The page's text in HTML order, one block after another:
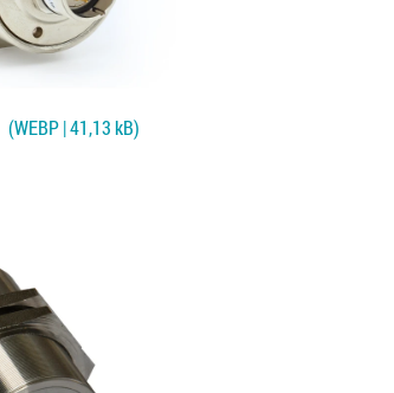
(WEBP | 41,13 kB)